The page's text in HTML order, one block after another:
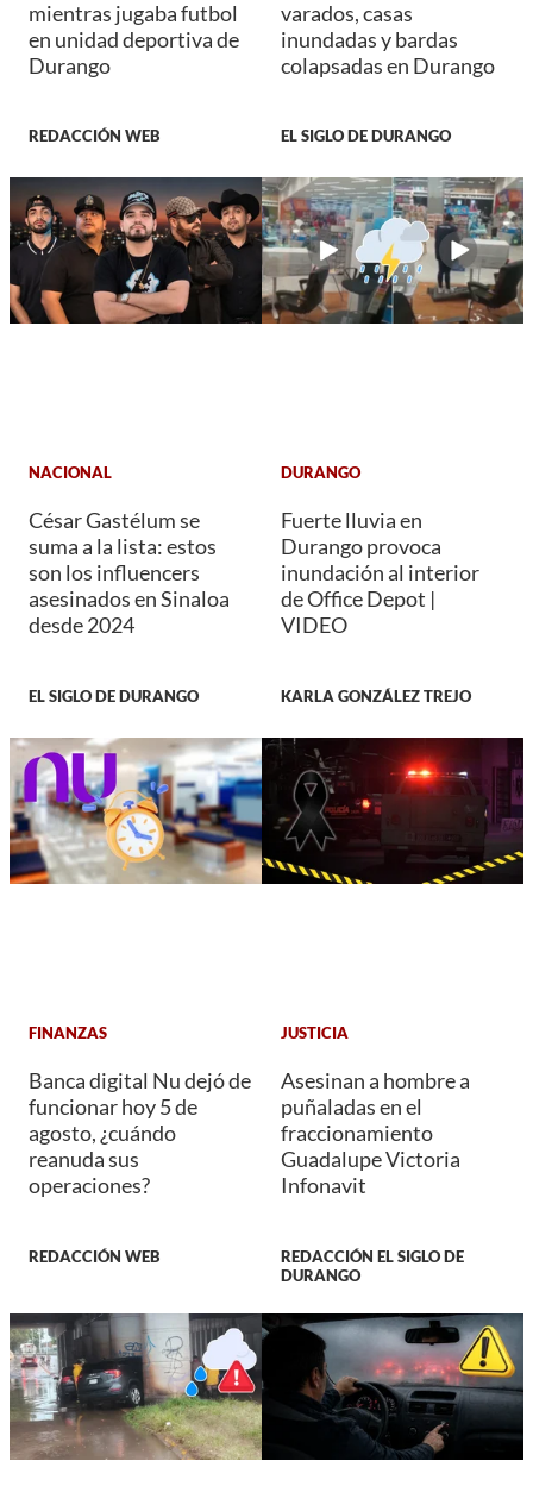
mientras jugaba futbol
en unidad deportiva de
Durango
REDACCIÓN WEB
varados, casas
inundadas y bardas
colapsadas en Durango
EL SIGLO DE DURANGO
NACIONAL
César Gastélum se
suma a la lista: estos
son los influencers
asesinados en Sinaloa
desde 2024
EL SIGLO DE DURANGO
DURANGO
Fuerte lluvia en
Durango provoca
inundación al interior
de Office Depot |
VIDEO
KARLA GONZÁLEZ TREJO
FINANZAS
Banca digital Nu dejó de
funcionar hoy 5 de
agosto, ¿cuándo
reanuda sus
operaciones?
REDACCIÓN WEB
JUSTICIA
Asesinan a hombre a
puñaladas en el
fraccionamiento
Guadalupe Victoria
Infonavit
REDACCIÓN EL SIGLO DE
DURANGO